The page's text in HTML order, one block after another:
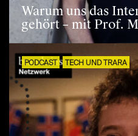
Warum uns das
gehört – mit Prof.
PODCAST TECH UND TRARA